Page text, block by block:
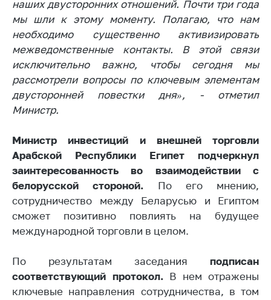
Важное на сайте
Сообщить о росте
цен
Ценообразование
на лекарственные
средства, изделия
медицинского
назначения и
технику
Решение Комиссии
по установлению
факта нарушения
(отсутствия)
нарушения
антимонопольного
законодательства
Предостережения и
предупреждения
Общественное
наших двусторонних отношений. Почти три года
мы шли к этому моменту. Полагаю, что нам
необходимо существенно активизировать
межведомственные контакты. В этой связи
исключительно важно, чтобы сегодня мы
рассмотрели вопросы по ключевым элементам
двусторонней повестки дня», - отметил
Министр.
Министр инвестиций и внешней торговли
Арабской Республики Египет подчеркнул
заинтересованность во взаимодействии с
белорусской стороной. По его мнению,
сотрудничество между Беларусью и Египтом
сможет позитивно повлиять на будущее
международной торговли в целом.
По результатам заседания подписан
соответствующий протокол.В нем отражены
ключевые направления сотрудничества, в том